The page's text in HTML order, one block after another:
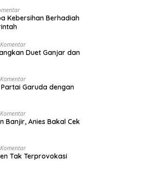
Kebersihan Berhadiah
Duet Ganjar dan
Garuda dengan
Banjir, Anies Bakal Cek
Tak Terprovokasi